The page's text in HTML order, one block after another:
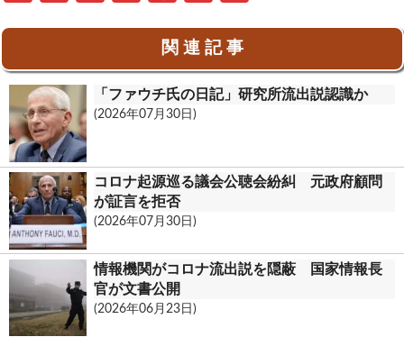
o
o
k
ail lo
o
k.
o
m
t
関 連 記 事
「ファウチ氏の日記」研究所流出説認識か
(2026年07月30日)
コロナ起源巡る議会公聴会紛糾 元政府顧問
が証言を拒否
(2026年07月30日)
情報機関がコロナ流出説を隠蔽 国家情報長
官が文書公開
(2026年06月23日)